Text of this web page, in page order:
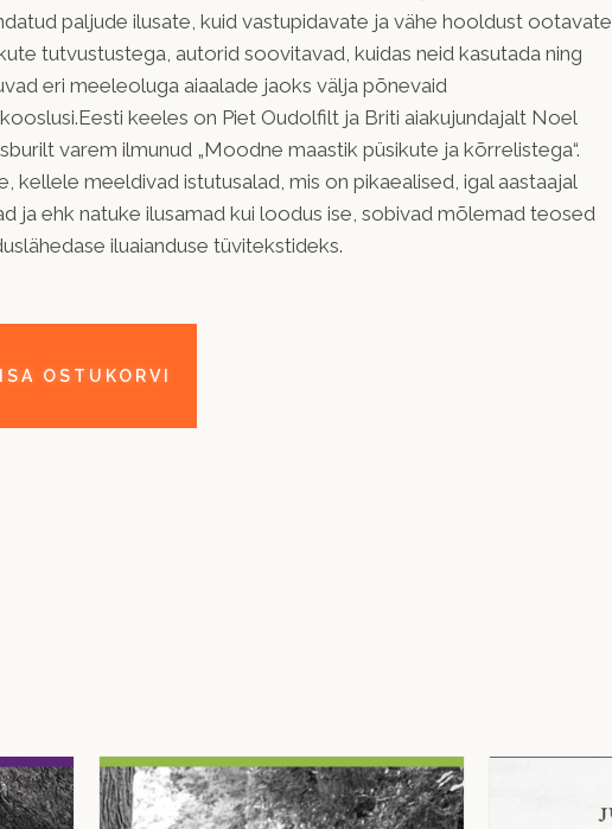
paljude ilusate, kuid vastupidavate ja vähe hooldust ootavate
tutvustustega, autorid soovitavad, kuidas neid kasutada ning
eri meeleoluga aiaalade jaoks välja põnevaid
keeles on Piet Oudolfilt ja Briti aiakujundajalt Noel
varem ilmunud „Moodne maastik püsikute ja kõrrelistega“.
kellele meeldivad istutusalad, mis on pikaealised, igal aastaajal
ja ehk natuke ilusamad kui loodus ise, sobivad mõlemad teosed
iluaianduse tüvitekstideks.